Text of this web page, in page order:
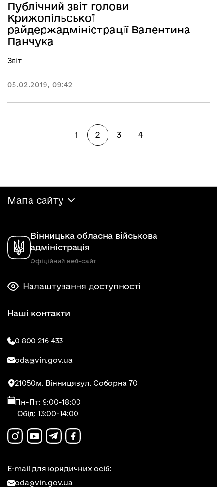
Публічний звіт голови
Крижопільської
райдержадміністрації Валентина
Панчука
Звіт
05.02.2019, 09:42
1 2 3 4
Мапа сайту
Вінницька обласна військова
адміністрація
Офіційний веб-сайт
Налаштування доступності
Наші контакти
0 800 216 433
oda@vin.gov.ua
21050м. Вінницявул. Соборна 70
Пн-Пт: 9:00-18:00
Обід: 13:00-14:00
E-mail для юридичних осіб:
oda@vin.gov.ua